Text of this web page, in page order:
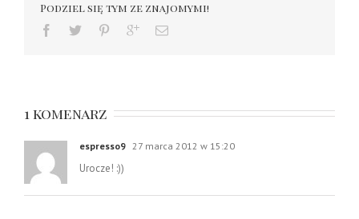
Podziel się tym ze znajomymi!
1 komenarz
espresso9 27 marca 2012 w 15:20
Urocze! :))